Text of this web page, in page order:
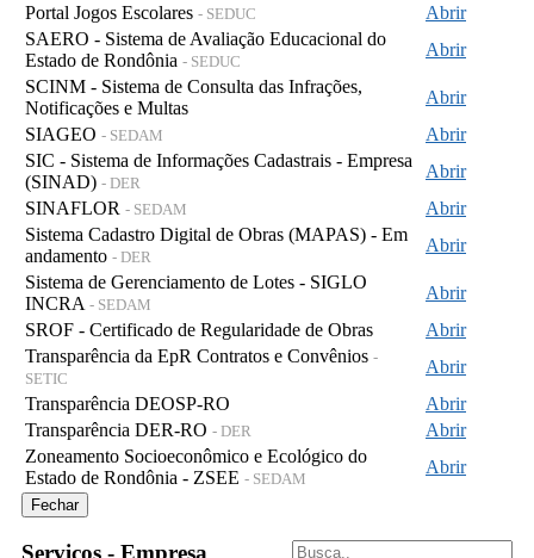
Portal Jogos Escolares - SEDUC
Abrir
SAERO - Sistema de Avaliação Educacional do
Estado de Rondônia - SEDUC
Abrir
SCINM - Sistema de Consulta das Infrações,
Notificações e Multas
Abrir
SIAGEO - SEDAM
Abrir
SIC - Sistema de Informações Cadastrais - Empresa
(SINAD) - DER
Abrir
SINAFLOR - SEDAM
Abrir
Sistema Cadastro Digital de Obras (MAPAS) - Em
andamento - DER
Abrir
Sistema de Gerenciamento de Lotes - SIGLO
INCRA - SEDAM
Abrir
SROF - Certificado de Regularidade de Obras
Abrir
Transparência da EpR Contratos e Convênios -
SETIC
Abrir
Transparência DEOSP-RO
Abrir
Transparência DER-RO - DER
Abrir
Zoneamento Socioeconômico e Ecológico do
Estado de Rondônia - ZSEE - SEDAM
Abrir
Fechar
Serviços - Empresa